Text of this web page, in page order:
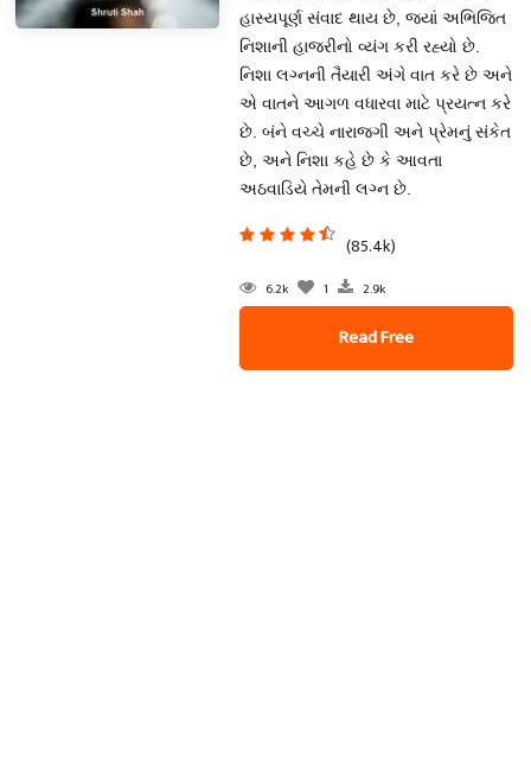
હાસ્યપૂર્ણ સંવાદ થાય છે, જ્યાં અભિજિત
નિશાની હાજરીનો વ્યંગ કરી રહ્યો છે.
નિશા લગ્નની તૈયારી અંગે વાત કરે છે અને
એ વાતને આગળ વધારવા માટે પ્રયત્ન કરે
છે. બંને વચ્ચે નારાજગી અને પ્રેમનું સંકેત
છે, અને નિશા કહે છે કે આવતા
અઠવાડિયે તેમની લગ્ન છે.
(85.4k)
6.2k 1 2.9k
Read Free